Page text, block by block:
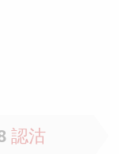
認沽